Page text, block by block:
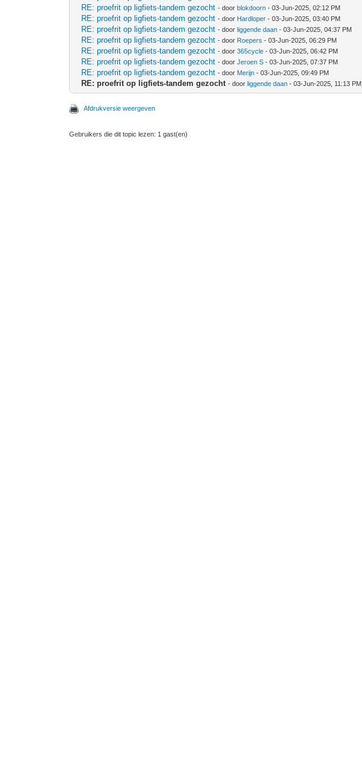
RE: proefrit op ligfiets-tandem gezocht - doorblokdoorn - 03-Jun-2025, 02:12 PM
RE: proefrit op ligfiets-tandem gezocht - door Hardloper - 03-Jun-2025, 03:40 PM
RE: proefrit op ligfiets-tandem gezocht - doorliggende daan - 03-Jun-2025, 04:37 PM
RE: proefrit op ligfiets-tandem gezocht - door Roepers - 03-Jun-2025, 06:29 PM
RE: proefrit op ligfiets-tandem gezocht - door365cycle - 03-Jun-2025, 06:42 PM
RE: proefrit op ligfiets-tandem gezocht - doorJeroen S - 03-Jun-2025, 07:37 PM
RE: proefrit op ligfiets-tandem gezocht - door Merijn - 03-Jun-2025, 09:49 PM
RE: proefrit op ligfiets-tandem gezocht - doorliggende daan - 03-Jun-2025, 11:13 PM
Afdrukversie weergeven
Gebruikers die dit topic lezen: 1 gast(en)